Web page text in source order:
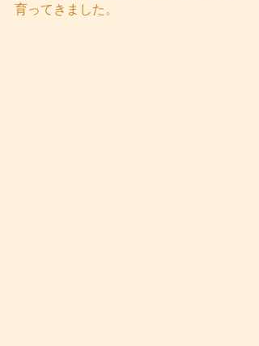
育ってきました。